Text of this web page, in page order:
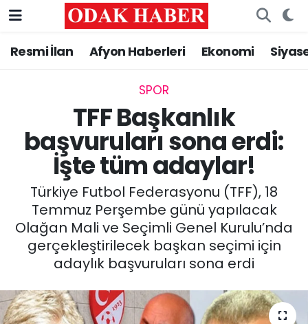
Resmi İlan Afyon Haberleri Ekonomi
SPOR
TFF Başkanlık
başvuruları sona erdi:
İşte tüm adaylar!
Türkiye Futbol Federasyonu (TFF), 18
Temmuz Perşembe günü yapılacak
Olağan Mali ve Seçimli Genel Kurulu’nda
gerçekleştirilecek başkan seçimi için
adaylık başvuruları sona erdi
AFYONKARAHİSAR HABERLERİ
ASAYİŞ
GÜNCEL
SİYASET
EĞİTİM
MAGAZİN
SAĞLIK
Nöbetçi Eczaneler
Trafik Durumu
Süper Lig Puan Durumu ve Fikstür
Tüm Manşetler
Son Dakika Haberleri
Haber Arşivi